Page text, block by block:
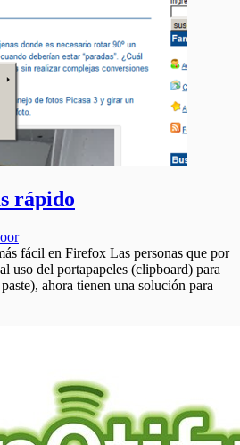
rápido
fácil en Firefox Las personas que por
uso del portapapeles (clipboard) para
ahora tienen una solución para